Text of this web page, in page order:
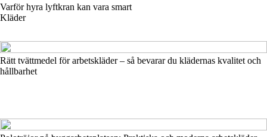
Varför hyra lyftkran kan vara smart
Kläder
Rätt tvättmedel för arbetskläder – så bevarar du klädernas kvalitet och
hållbarhet